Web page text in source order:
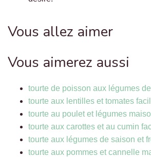
Vous allez aimer
Vous aimerez aussi
tourte de poisson aux légumes
tourte aux lentilles et tomates
tourte au poulet et légumes
tourte aux carottes et au cumin
tourte aux légumes de saison et
tourte aux pommes et cannelle